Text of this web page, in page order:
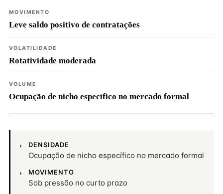
MOVIMENTO
Leve saldo positivo de contratações
VOLATILIDADE
Rotatividade moderada
VOLUME
Ocupação de nicho específico no mercado formal
DENSIDADE
Ocupação de nicho específico no mercado formal
MOVIMENTO
Sob pressão no curto prazo